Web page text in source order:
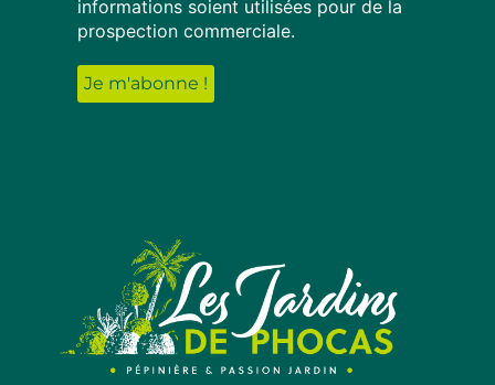
informations soient utilisées pour de la
prospection commerciale.